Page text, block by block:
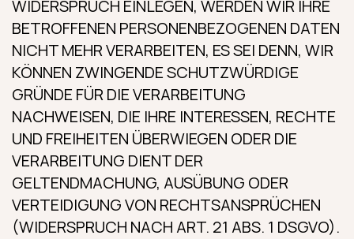
WIDERSPRUCH EINLEGEN, WERDEN WIR IHRE
BETROFFENEN PERSONENBEZOGENEN DATEN
NICHT MEHR VERARBEITEN, ES SEI DENN, WIR
KÖNNEN ZWINGENDE SCHUTZWÜRDIGE
GRÜNDE FÜR DIE VERARBEITUNG
NACHWEISEN, DIE IHRE INTERESSEN, RECHTE
UND FREIHEITEN ÜBERWIEGEN ODER DIE
VERARBEITUNG DIENT DER
GELTENDMACHUNG, AUSÜBUNG ODER
VERTEIDIGUNG VON RECHTSANSPRÜCHEN
(WIDERSPRUCH NACH ART. 21 ABS. 1 DSGVO).